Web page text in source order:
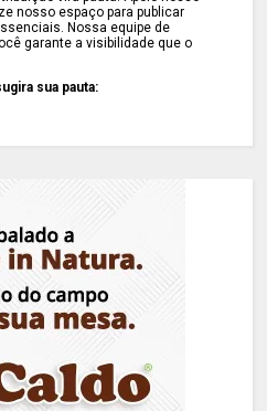
nosso espaço para publicar
Nossa equipe de
garante a visibilidade que o
sua pauta: